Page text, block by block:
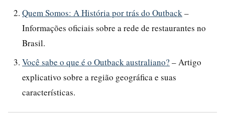
Quem Somos: A História por trás do Outback –
Informações oficiais sobre a rede de restaurantes no
Brasil.
Você sabe o que é o Outback australiano? – Artigo
explicativo sobre a região geográfica e suas
características.